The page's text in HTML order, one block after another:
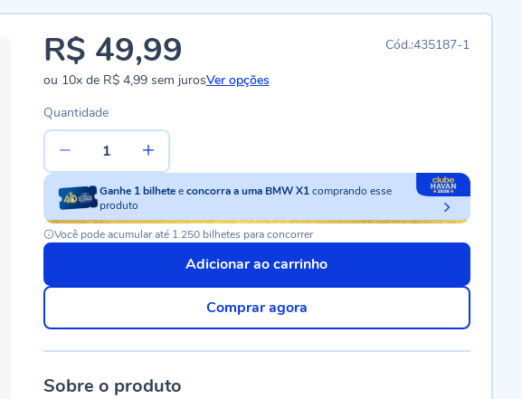
435187-1
R$ 49,99
ou 10xde R$ 4,99sem jurosVer opções
Quantidade
Ganhe 1 bilhete econcorra a uma BMW X1comprando esse
produto
Você pode acumular até 1.250 bilhetes para concorrer
Adicionar ao carrinho
Comprar agora
Sobre o produto